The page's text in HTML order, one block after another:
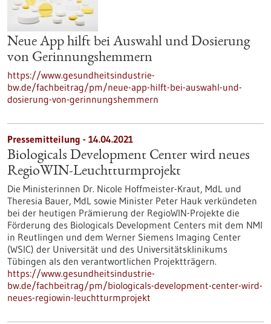
Neue App hilft bei Auswahl und Dosierung
von Gerinnungshemmern
https://www.gesundheitsindustrie-
bw.de/fachbeitrag/pm/neue-app-hilft-bei-auswahl-und-
dosierung-von-gerinnungshemmern
Pressemitteilung - 14.04.2021
Biologicals Development Center wird neues
RegioWIN-Leuchtturmprojekt
Die Ministerinnen Dr. Nicole Hoffmeister-Kraut, MdL und
Theresia Bauer, MdL sowie Minister Peter Hauk verkündeten
bei der heutigen Prämierung der RegioWIN-Projekte die
Förderung des Biologicals Development Centers mit dem NMI
in Reutlingen und dem Werner Siemens Imaging Center
(WSIC) der Universität und des Universitätsklinikums
Tübingen als den verantwortlichen Projektträgern.
https://www.gesundheitsindustrie-
bw.de/fachbeitrag/pm/biologicals-development-center-wird-
neues-regiowin-leuchtturmprojekt